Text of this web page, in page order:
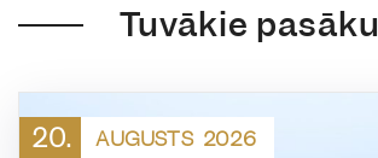
Tuvākie
20. AUGUSTS 2026